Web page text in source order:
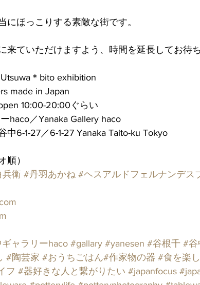
にほっこりする素敵な街です。
来ていただけますよう、時間を延長してお待
＊bito exhibition
made in Japan
10:00-20:00ぐらい
haco／Yanaka Gallery haco
27／6-1-27 Yanaka Taito-ku Tokyo
順）
兵衛 #丹羽あかね #ヘスアルドフェルナンデス
ャラリーhaco #gallary #yanesen #谷根千 #谷
#陶芸家 #おうちごはん#作家物の器 #食を楽
フ #器好きな人と繋がりたい #japanfocus